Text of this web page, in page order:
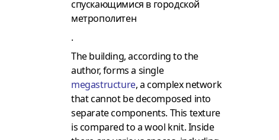
спускающимися в городской
метрополитен
.
The building, according to the
author, forms a single
megastructure, a complex network
that cannot be decomposed into
separate components. This texture
is compared to a wool knit.Inside